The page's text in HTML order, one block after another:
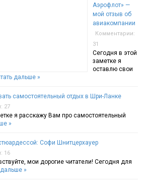
Аэрофлот» —
мой отзыв об
авиакомпании
Комментарии:
31
Сегодня в этой
заметке я
оставлю свои
дальше »
самостоятельный отдых в Шри-Ланке
27
я расскажу Вам про самостоятельный
»
Софи Шнитцерхауер
16
мои дорогие читатели! Сегодня для
»